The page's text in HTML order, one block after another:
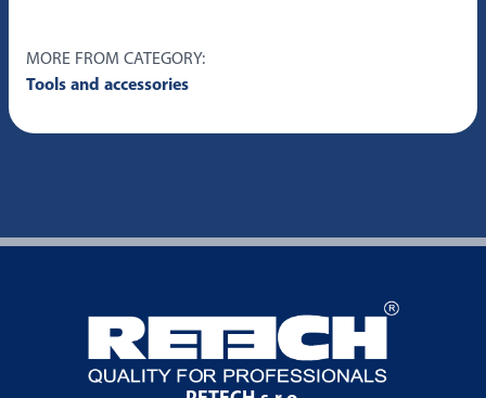
MORE FROM CATEGORY:
Tools and accessories